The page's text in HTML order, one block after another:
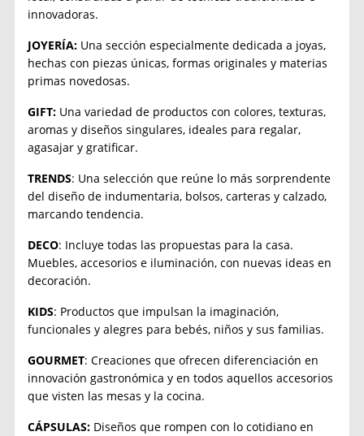
innovadoras.
JOYERÍA: Una sección especialmente dedicada a joyas,
hechas con piezas únicas, formas originales y materias
primas novedosas.
GIFT: Una variedad de productos con colores, texturas,
aromas y diseños singulares, ideales para regalar,
agasajar y gratificar.
TRENDS: Una selección que reúne lo más sorprendente
del diseño de indumentaria, bolsos, carteras y calzado,
marcando tendencia.
DECO: Incluye todas las propuestas para la casa.
Muebles, accesorios e iluminación, con nuevas ideas en
decoración.
KIDS: Productos que impulsan la imaginación,
funcionales y alegres para bebés, niños y sus familias.
GOURMET: Creaciones que ofrecen diferenciación en
innovación gastronómica y en todos aquellos accesorios
que visten las mesas y la cocina.
CÁPSULAS: Diseños que rompen con lo cotidiano en